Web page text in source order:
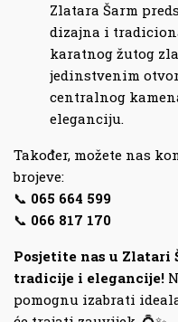
Zlatara Šarm
dizajna i
karatnog žutog
jedinstvenim
centralnog
eleganciju.
Također, možete nas
brojeve:
📞 065 664 599
📞 066 817 170
Posjetite nas u Zlatari
tradicije i elegancije!
pomognu izabrati